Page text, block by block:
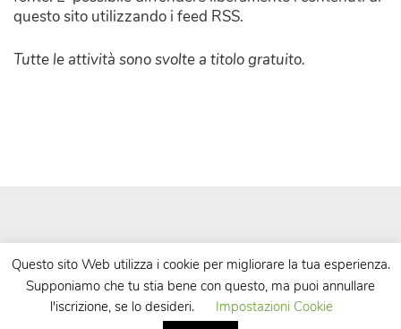
questo sito utilizzando i feed RSS.
Tutte le attività sono svolte a titolo gratuito.
| Powered byWordPress| Theme byTheBootstrapThemes
Questo sito Web utilizza i cookie per migliorare la tua esperienza.
Supponiamo che tu stia bene con questo, ma puoi annullare
l'iscrizione, se lo desideri.
Impostazioni Cookie